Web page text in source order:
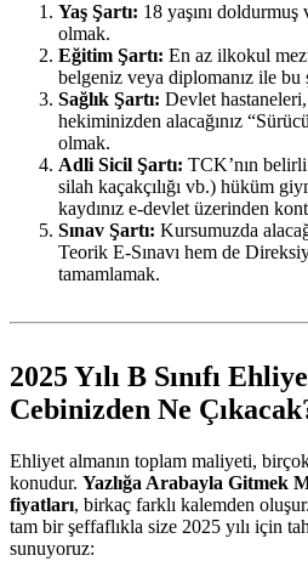
Yaş Şartı: 18 yaşını doldurmuş
olmak.
Eğitim Şartı: En az ilkokul
belgeniz veya diplomanız ile bu
Sağlık Şartı: Devlet
hekiminizden alacağınız
olmak.
Adli Sicil Şartı: TCK’nın
silah kaçakçılığı vb.) hüküm
kaydınız e-devlet üzerinden
Sınav Şartı: Kursumuzda
Teorik E-Sınavı hem de
tamamlamak.
2025 Yılı B Sınıfı
Cebinizden Ne
Ehliyet almanın toplam maliyeti,
konudur. Yazlığa Arabayla Gitmek
fiyatları, birkaç farklı kalemden
tam bir şeffaflıkla size 2025 yılı için
sunuyoruz: